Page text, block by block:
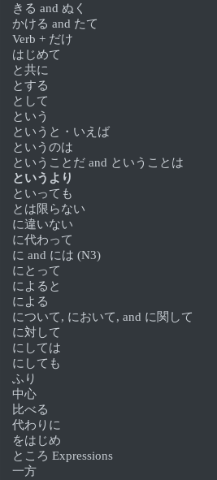
きる and ぬく
かける and たて
Verb + だけ
はじめて
と共に
とする
として
という
というと・いえば
というのは
ということだ and ということは
というより
といっても
とは限らない
に違いない
に代わって
に and には (N3)
にとって
によると
による
について, において, and に関して
に対して
にしては
にしても
ふり
中心
比べる
代わりに
をはじめ
ところ Expressions
一方